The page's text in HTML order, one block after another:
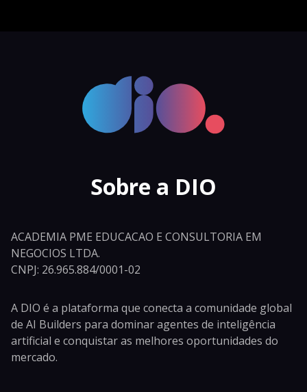
Sobre a DIO
ACADEMIA PME EDUCACAO E CONSULTORIA EM
NEGOCIOS LTDA.
CNPJ: 26.965.884/0001-02
A DIO é a plataforma que conecta a comunidade global
de AI Builders para dominar agentes de inteligência
artificial e conquistar as melhores oportunidades do
mercado.